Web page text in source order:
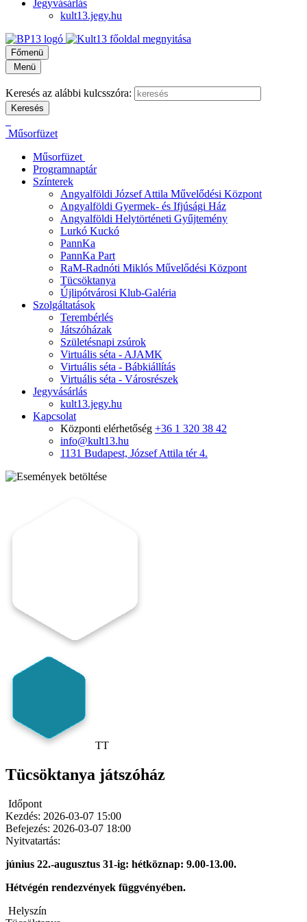
Jegyvásárlás
kult13.jegy.hu
Főmenü
Menü
Keresés az alábbi kulcsszóra:
Műsorfüzet
Műsorfüzet
Programnaptár
Színterek
Angyalföldi József Attila Művelődési Központ
Angyalföldi Gyermek- és Ifjúsági Ház
Angyalföldi Helytörténeti Gyűjtemény
Lurkó Kuckó
PannKa
PannKa Part
RaM-Radnóti Miklós Művelődési Központ
Tücsöktanya
Újlipótvárosi Klub-Galéria
Szolgáltatások
Terembérlés
Játszóházak
Születésnapi zsúrok
Virtuális séta - AJAMK
Virtuális séta - Bábkiállítás
Virtuális séta - Városrészek
Jegyvásárlás
kult13.jegy.hu
Kapcsolat
Központi elérhetőség +36 1 320 38 42
info@kult13.hu
1131 Budapest, József Attila tér 4.
TT
Tücsöktanya játszóház
Időpont
Kezdés: 2026-03-07 15:00
Befejezés: 2026-03-07 18:00
Nyitvatartás:
június 22.-augusztus 31-ig: hétköznap: 9.00-13.00.
Hétvégén rendezvények függvényében.
Helyszín